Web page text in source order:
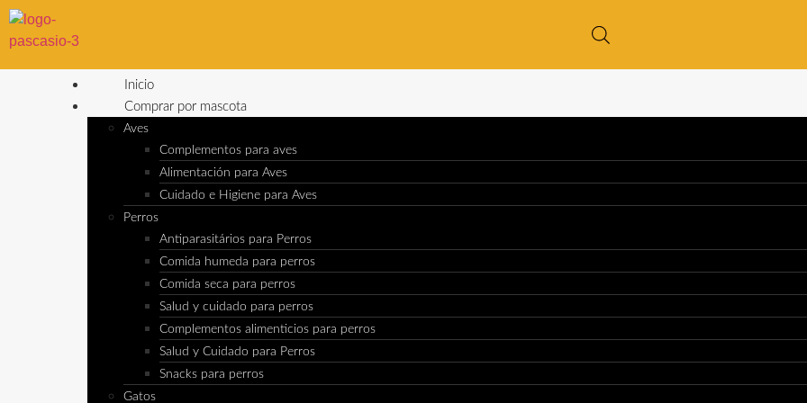
Inicio
Comprar por mascota
Aves
Complementos para aves
Alimentación para Aves
Cuidado e Higiene para Aves
Perros
Antiparasitários para Perros
Comida humeda para perros
Comida seca para perros
Salud y cuidado para perros
Complementos alimenticios para perros
Salud y Cuidado para Perros
Snacks para perros
Gatos